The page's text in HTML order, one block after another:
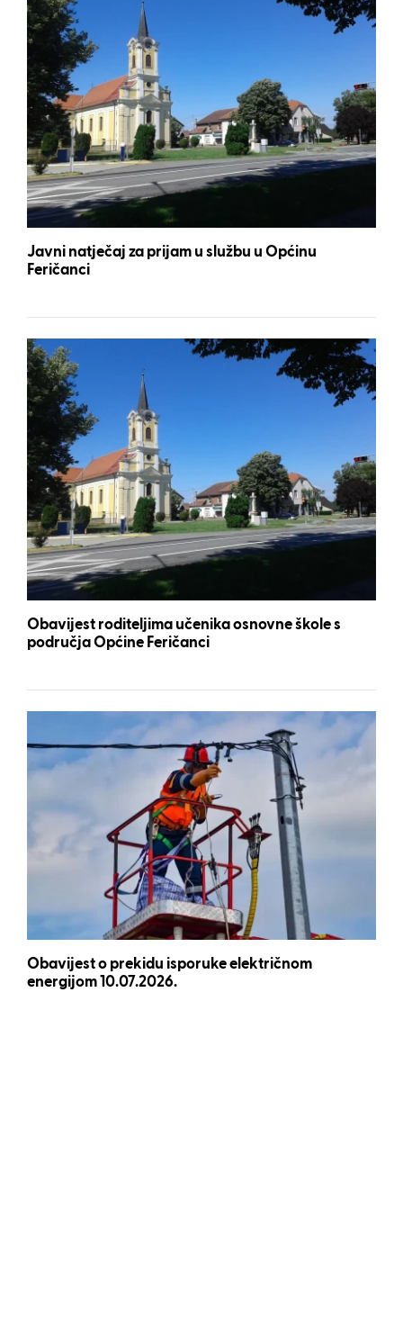
Javni natječaj za prijam u službu u Općinu
Feričanci
Obavijest roditeljima učenika osnovne škole s
područja Općine Feričanci
Obavijest o prekidu isporuke električnom
energijom 10.07.2026.